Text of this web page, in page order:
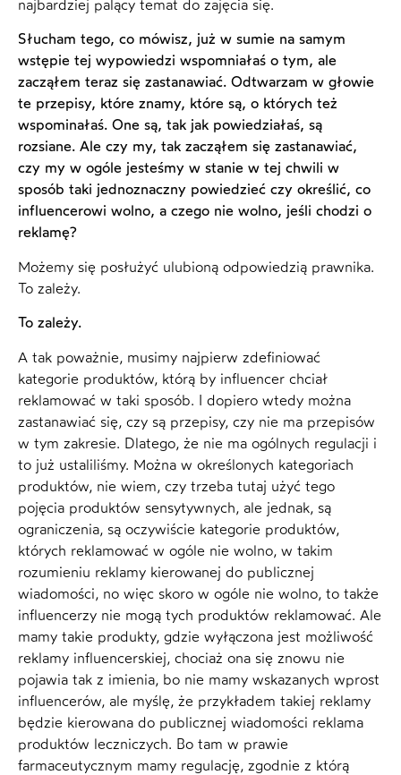
najbardziej palący temat do zajęcia się.
Słucham tego, co mówisz, już w sumie na samym
wstępie tej wypowiedzi wspomniałaś o tym, ale
zacząłem teraz się zastanawiać. Odtwarzam w głowie
te przepisy, które znamy, które są, o których też
wspominałaś. One są, tak jak powiedziałaś, są
rozsiane. Ale czy my, tak zacząłem się zastanawiać,
czy my w ogóle jesteśmy w stanie w tej chwili w
sposób taki jednoznaczny powiedzieć czy określić, co
influencerowi wolno, a czego nie wolno, jeśli chodzi o
reklamę?
Możemy się posłużyć ulubioną odpowiedzią prawnika.
To zależy.
To zależy.
A tak poważnie, musimy najpierw zdefiniować
kategorie produktów, którą by influencer chciał
reklamować w taki sposób. I dopiero wtedy można
zastanawiać się, czy są przepisy, czy nie ma przepisów
w tym zakresie. Dlatego, że nie ma ogólnych regulacji i
to już ustaliliśmy. Można w określonych kategoriach
produktów, nie wiem, czy trzeba tutaj użyć tego
pojęcia produktów sensytywnych, ale jednak, są
ograniczenia, są oczywiście kategorie produktów,
których reklamować w ogóle nie wolno, w takim
rozumieniu reklamy kierowanej do publicznej
wiadomości, no więc skoro w ogóle nie wolno, to także
influencerzy nie mogą tych produktów reklamować. Ale
mamy takie produkty, gdzie wyłączona jest możliwość
reklamy influencerskiej, chociaż ona się znowu nie
pojawia tak z imienia, bo nie mamy wskazanych wprost
influencerów, ale myślę, że przykładem takiej reklamy
będzie kierowana do publicznej wiadomości reklama
produktów leczniczych. Bo tam w prawie
farmaceutycznym mamy regulację, zgodnie z którą